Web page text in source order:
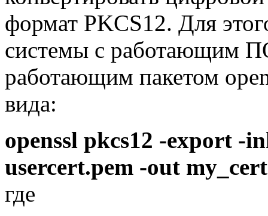
формат PKCS12. Для
системы с работающим
работающим пакетом
вида:
openssl pkcs12 -export -
usercert.pem -out
где